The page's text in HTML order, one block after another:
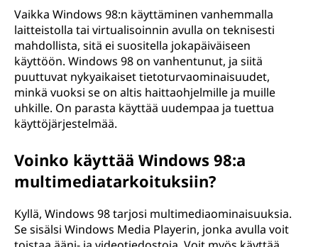
Vaikka Windows 98:n käyttäminen vanhemmalla
laitteistolla tai virtualisoinnin avulla on teknisesti
mahdollista, sitä ei suositella jokapäiväiseen
käyttöön. Windows 98 on vanhentunut, ja siitä
puuttuvat nykyaikaiset tietoturvaominaisuudet,
minkä vuoksi se on altis haittaohjelmille ja muille
uhkille. On parasta käyttää uudempaa ja tuettua
käyttöjärjestelmää.
Voinko käyttää Windows 98:a
multimediatarkoituksiin?
Kyllä, Windows 98 tarjosi multimediaominaisuuksia.
Se sisälsi Windows Media Playerin, jonka avulla voit